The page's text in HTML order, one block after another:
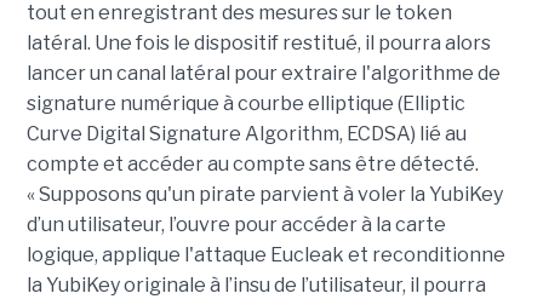
tout en enregistrant des mesures sur le token
latéral. Une fois le dispositif restitué, il pourra alors
lancer un canal latéral pour extraire l'algorithme de
signature numérique à courbe elliptique (Elliptic
Curve Digital Signature Algorithm, ECDSA) lié au
compte et accéder au compte sans être détecté.
« Supposons qu'un pirate parvient à voler la YubiKey
d’un utilisateur, l’ouvre pour accéder à la carte
logique, applique l'attaque Eucleak et reconditionne
la YubiKey originale à l’insu de l’utilisateur, il pourra